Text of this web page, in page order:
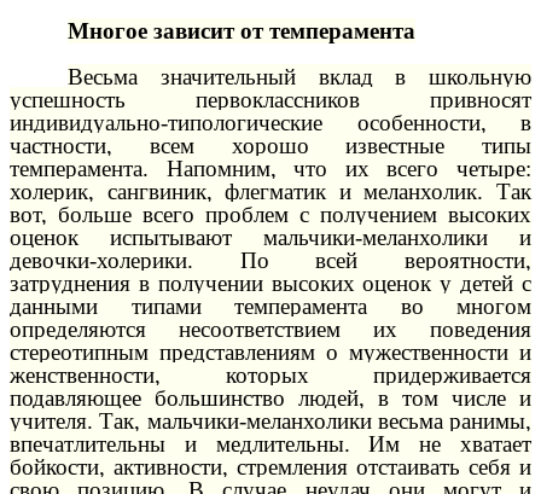
Многое зависит от темперамента
Весьма значительный вклад в школьную
успешность первоклассников привносят
индивидуально-типологические особенности, в
частности, всем хорошо известные типы
темперамента. Напомним, что их всего четыре:
холерик, сангвиник, флегматик и меланхолик. Так
вот, больше всего проблем с получением высоких
оценок испытывают мальчики-меланхолики и
девочки-холерики. По всей вероятности,
затруднения в получении высоких оценок у детей с
данными типами темперамента во многом
определяются несоответствием их поведения
стереотипным представлениям о мужественности и
женственности, которых придерживается
подавляющее большинство людей, в том числе и
учителя. Так, мальчики-меланхолики весьма ранимы,
впечатлительны и медлительны. Им не хватает
бойкости, активности, стремления отстаивать себя и